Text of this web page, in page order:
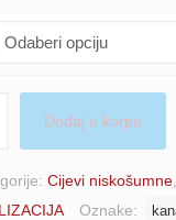
Dodaj u korpu
Cijevi niskošumne
Oznake: